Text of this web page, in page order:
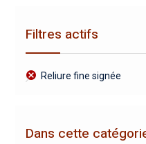
Filtres actifs
Reliure fine signée
Dans cette